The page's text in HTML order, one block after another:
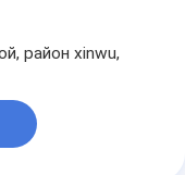
район xinwu,